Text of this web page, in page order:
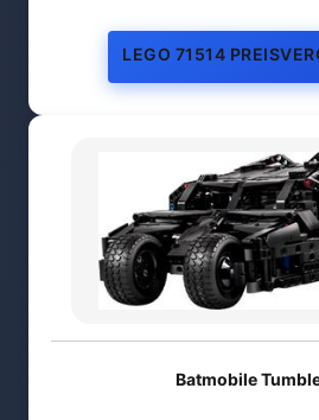
LEGO 71514
Batmobile